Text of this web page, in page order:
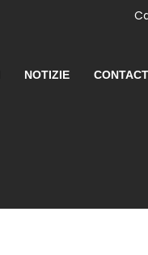
NOTIZIE CONTACT